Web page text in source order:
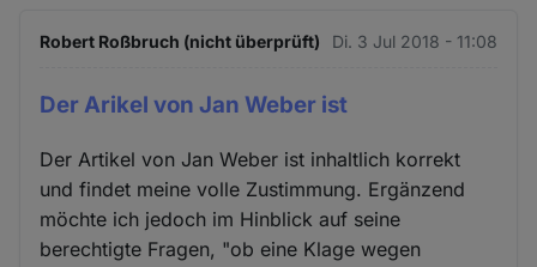
Robert Roßbruch (nicht überprüft) Di. 3 Jul 2018 - 11:08
Der Arikel von Jan Weber ist
Der Artikel von Jan Weber ist inhaltlich korrekt
und findet meine volle Zustimmung. Ergänzend
möchte ich jedoch im Hinblick auf seine
berechtigte Fragen, "ob eine Klage wegen